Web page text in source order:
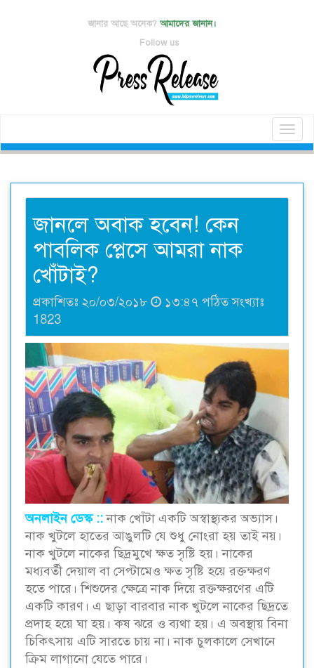
জানার আছে অনেক? আমাদের জানান।
Follow us
জানলে অবাক হবেন! কেন
পাবলিক প্লেসে আমরা নাক
খোঁটাই?
প্রকাশিতঃ ২০/০৩/২০১৮
১৩:৪৭ পঠিত সংখ্যাঃ
1823
অনলাইন ডেস্ক :: নাক খোঁটা একটি অস্বাস্থ্যকর অভ্যাস।
নাক খুটলে হাতের আঙুলটি যে শুধু নোংরা হয় তাই নয়।
নাক খুটলে নাকের ছিদ্রমুখে ক্ষত সৃষ্টি হয়। নাকের
মধ্যবর্তী দেয়াল বা সেপ্টামেও ক্ষত সৃষ্টি হয়ে রক্তক্ষরণ
হতে পারে। শিশুদের ক্ষেত্রে নাক দিয়ে রক্তক্ষরণের এটি
একটি কারণ। এ ছাড়া বারবার নাক খুটলে নাকের ছিদ্রতে
প্রদাহ হয়ে ঘা হয়। কষ ঝরে ও ব্যথা হয়। এ অবস্থায় বিনা
চিকিৎসায় এটি সারতে চায় না। নাক চুলকালে সেখানে
ক্রিম লাগানো যেতে পারে।